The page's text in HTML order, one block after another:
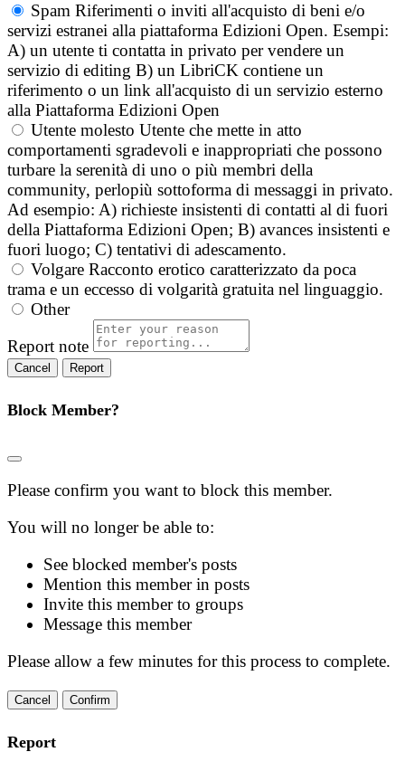
Spam Riferimenti o inviti all'acquisto di beni e/o
servizi estranei alla piattaforma Edizioni Open. Esempi:
A) un utente ti contatta in privato per vendere un
servizio di editing B) un LibriCK contiene un
riferimento o un link all'acquisto di un servizio esterno
alla Piattaforma Edizioni Open
Utente molesto Utente che mette in atto
comportamenti sgradevoli e inappropriati che possono
turbare la serenità di uno o più membri della
community, perlopiù sottoforma di messaggi in privato.
Ad esempio: A) richieste insistenti di contatti al di fuori
della Piattaforma Edizioni Open; B) avances insistenti e
fuori luogo; C) tentativi di adescamento.
Volgare Racconto erotico caratterizzato da poca
trama e un eccesso di volgarità gratuita nel linguaggio.
Other
Report note
Report
Block Member?
Please confirm you want to block this member.
You will no longer be able to:
See blocked member's posts
Mention this member in posts
Invite this member to groups
Message this member
Please allow a few minutes for this process to complete.
Confirm
Report